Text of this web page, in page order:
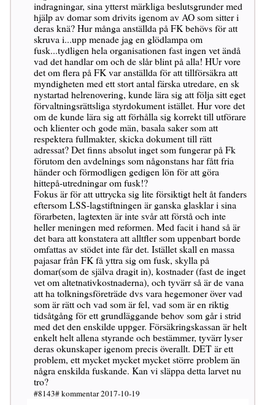
indragningar, sina ytterst märkliga beslutsgrunder med
hjälp av domar som drivits igenom av AO som sitter i
deras knä? Hur många anställda på FK behövs för att
skruva i...upp menade jag en glödlampa om
fusk...tydligen hela organisationen fast ingen vet ändå
vad det handlar om och de slår blint på alla! HUr vore
det om flera på FK var anställda för att tillförsäkra att
myndigheten med ett stort antal färska utredare, en sk
nystartad helrenovering, kunde lära sig att följa sitt eget
förvaltningsrättsliga styrdokument istället. Hur vore det
om de kunde lära sig att förhålla sig korrekt till utförare
och klienter och gode män, basala saker som att
respektera fullmakter, skicka dokument till rätt
adressat? Det finns absolut inget som fungerar på Fk
förutom den avdelnings som någonstans har fått fria
händer och förmodligen gedigen lön för att göra
hittepå-utredningar om fusk!?
Fokus är för att uttrycka sig lite försiktigt helt åt fanders
eftersom LSS-lagstiftningen är ganska glasklar i sina
förarbeten, lagtexten är inte svår att förstå och inte
heller meningen med reformen. Med facit i hand så är
det bara att konstatera att alltfler som uppenbart borde
omfattas av stödet inte får det. Istället skall en massa
pajasar från FK få yttra sig om fusk, skylla på
domar(som de själva dragit in), kostnader (fast de inget
vet om altetnativkostnaderna), och tyvärr så är de vana
att ha tolkningsföreträde dvs vara hegemoner över vad
som är rätt och vad som är fel, vad som är en riktig
tidsåtgång för ett grundläggande behov som går i strid
med det den enskilde uppger. Försäkringskassan är helt
enkelt helt allena styrande och bestämmer, tyvärr lyser
deras okunskaper igenom precis överallt. DET är ett
problem, ett mycket mycket mycket större problem än
några enskilda fuskande. Kan vi släppa detta larvet nu
tro?
#8143# kommentar 2017-10-19